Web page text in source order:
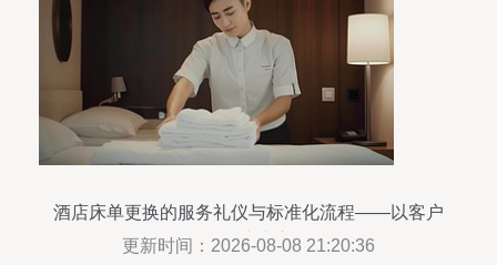
酒店床单更换的服务礼仪与标准化流程——以客户
体验为中心
更新时间：2026-08-08 21:20:36